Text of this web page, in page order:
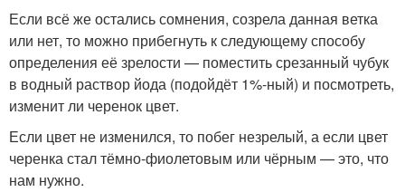
Если всё же остались сомнения, созрела данная ветка
или нет, то можно прибегнуть к следующему способу
определения её зрелости — поместить срезанный чубук
в водный раствор йода (подойдёт 1%-ный) и посмотреть,
изменит ли черенок цвет.
Если цвет не изменился, то побег незрелый, а если цвет
черенка стал тёмно-фиолетовым или чёрным — это, что
нам нужно.